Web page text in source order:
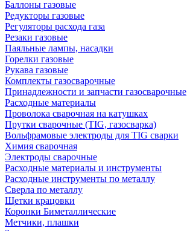
Баллоны газовые
Редукторы газовые
Регуляторы расхода газа
Резаки газовые
Паяльные лампы, насадки
Горелки газовые
Рукава газовые
Комплекты газосварочные
Принадлежности и запчасти газосварочные
Расходные материалы
Проволока сварочная на катушках
Прутки сварочные (TIG, газосварка)
Вольфрамовые электроды для TIG сварки
Химия сварочная
Электроды сварочные
Расходные материалы и инструменты
Расходные инструменты по металлу
Сверла по металлу
Щетки крацовки
Коронки Биметаллические
Метчики, плашки